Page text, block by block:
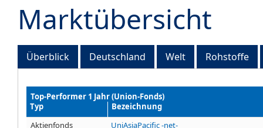
Marktübersicht
Überblick Deutschland Welt Rohstoffe
Top-Performer 1 Jahr (Union-Fonds)
Typ
Bezeichnung
Aktienfonds
UniAsiaPacific -net-